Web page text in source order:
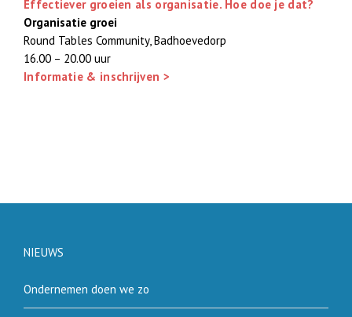
Effectiever groeien als organisatie. Hoe doe je dat?
Organisatie groei
Round Tables Community, Badhoevedorp
16.00 – 20.00 uur
Informatie & inschrijven >
NIEUWS
Ondernemen doen we zo